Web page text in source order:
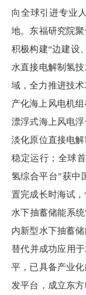
向全球引进专业
地。东福研究院
积极构建“边建设
水直接电解制氢
域，全力推进技
产化海上风电机
漂浮式海上风电
淡化原位直接电
稳定运行；全球
氢综合平台”获中
置完成长时海试
水下抽蓄储能系
内新型水下抽蓄
替代并成功应用
平，已具备产业
发平台，成立东